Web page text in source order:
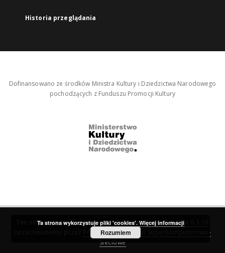
Historia przeglądania
Dofinansowano ze środków Ministra Kultury i Dziedzictwa Narodowego
pochodzących z Funduszu Promocji Kultury
Ten serwis działa dzięki oprogramowaniuDInGO dLibra 6.3.16
Poznańskie Centrum Superkomputerowo-
Sieciowe
Ta strona wykorzystuje pliki 'cookies'. Więcej informacji
Rozumiem